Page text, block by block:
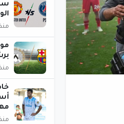
منذ 8
منذ 8
منذ 8